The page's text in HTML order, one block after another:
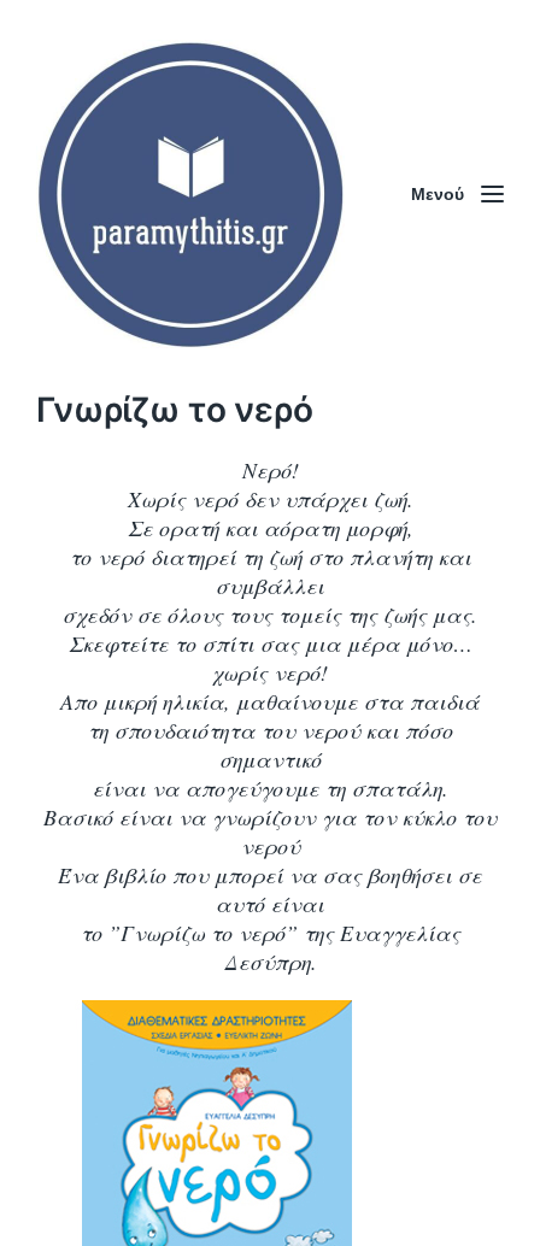
Μενού
Γνωρίζω το νερό
Νερό!
Χωρίς νερό δεν υπάρχει ζωή.
Σε ορατή και αόρατη μορφή,
το νερό διατηρεί τη ζωή στο πλανήτη και
συμβάλλει
σχεδόν σε όλους τους τομείς της ζωής μας.
Σκεφτείτε το σπίτι σας μια μέρα μόνο…
χωρίς νερό!
Απο μικρή ηλικία, μαθαίνουμε στα παιδιά
τη σπουδαιότητα του νερού και πόσο
σημαντικό
είναι να απογεύγουμε τη σπατάλη.
Βασικό είναι να γνωρίζουν για τον κύκλο του
νερού
Ένα βιβλίο που μπορεί να σας βοηθήσει σε
αυτό είναι
το ”Γνωρίζω το νερό” της Ευαγγελίας
Δεσύπρη.